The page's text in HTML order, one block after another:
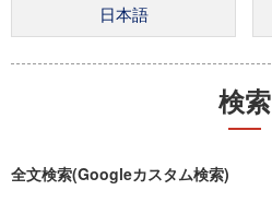
検索
全文検索(Googleカスタム検索)